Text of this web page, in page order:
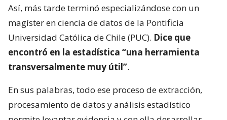
Así, más tarde terminó especializándose con un
magíster en ciencia de datos de la Pontificia
Universidad Católica de Chile (PUC). Dice que
encontró en la estadística “una herramienta
transversalmente muy útil”.
En sus palabras, todo ese proceso de extracción,
procesamiento de datos y análisis estadístico